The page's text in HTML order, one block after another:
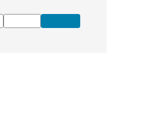
#BIG6.TV
#村上選手